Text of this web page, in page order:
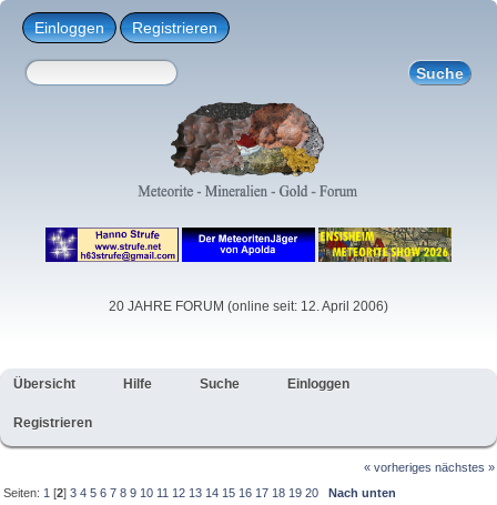
Einloggen Registrieren
20 JAHRE FORUM (online seit: 12. April 2006)
Übersicht Hilfe Suche Einloggen
Registrieren
« vorheriges nächstes »
Seiten: 1 [2]3 4 5 6 7 8 9 10 11 12 13 14 15 16 17 18 19 20 Nach unten